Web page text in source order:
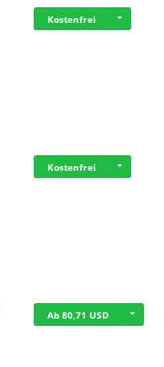
Kostenfrei
Kostenfrei
Ab 80,71 USD